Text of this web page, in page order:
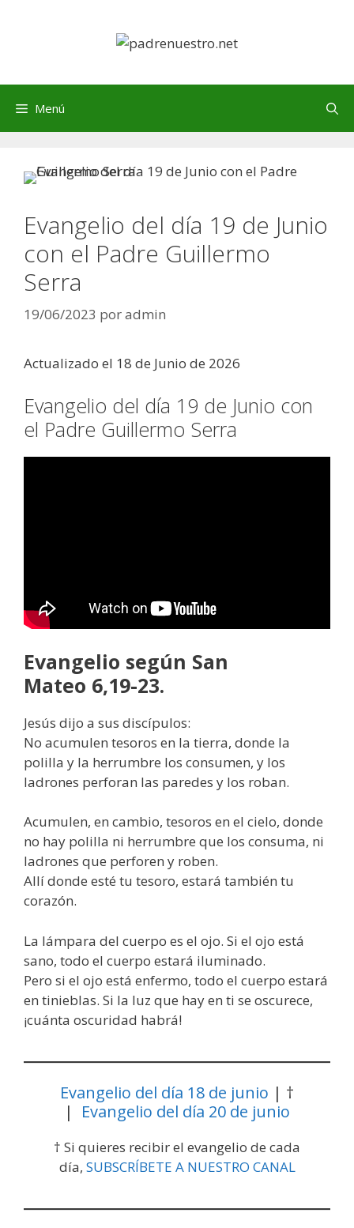
Menú
Evangelio del día 19 de Junio
con el Padre Guillermo
Serra
19/06/2023 poradmin
Actualizado el 18 de Junio de 2026
Evangelio del día 19 de Junio con
el Padre Guillermo Serra
Evangelio según San
Mateo 6,19-23.
Jesús dijo a sus discípulos:
No acumulen tesoros en la tierra, donde la
polilla y la herrumbre los consumen, y los
ladrones perforan las paredes y los roban.
Acumulen, en cambio, tesoros en el cielo, donde
no hay polilla ni herrumbre que los consuma, ni
ladrones que perforen y roben.
Allí donde esté tu tesoro, estará también tu
corazón.
La lámpara del cuerpo es el ojo. Si el ojo está
sano, todo el cuerpo estará iluminado.
Pero si el ojo está enfermo, todo el cuerpo estará
en tinieblas. Si la luz que hay en ti se oscurece,
¡cuánta oscuridad habrá!
Evangelio del día 18 de junio | †
| Evangelio del día 20 de junio
† Si quieres recibir el evangelio de cada
día, SUBSCRÍBETE A NUESTRO CANAL